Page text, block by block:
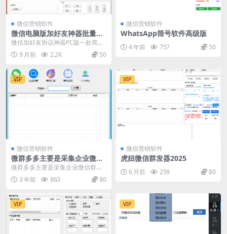
微信营销软件
微信电脑版加好友神器批量添
加手机号码通讯录协议加人软
件(电脑版微信添加手机号码，
QQ号，微信号，wxid)
微信加好友协议神器PC版一款简便
实用的微信一键添加好友助手。微
信怎么一键添加好友...
9 月前 2.2K 50
微信营销软件
WhatsApp筛号软件高级版
4 年前 757 50
VIP
微信营销软件
微群多多主要是采集企业微信
群二维码和普通微信群二维码
的营销工具
微群多多主要是采集企业微信群二
维码和普通微信群二维码的营销工
具 3 年前 863 80
VIP
微信营销软件
虎妞微信群发器2025
6 月前 259 80
VIP VIP